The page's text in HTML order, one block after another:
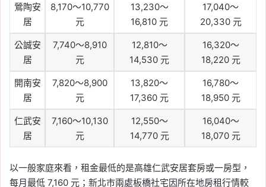
鶯陶安
居
8,170～10,770
元
13,230～
16,810 元
17,040～
20,330 元
公誠安
居
7,740～8,910
元
12,810～
14,530 元
16,320～
18,220 元
開南安
居
7,820～8,900
元
13,820～
17,360 元
16,780～
18,950 元
仁武安
居
7,160～10,130
元
12,550～
14,770 元
16,040～
18,070 元
以一般家庭來看，租金最低的是高雄仁武安居套房或一房型，
每月最低 7,160 元；新北市兩處板橋社宅因所在地房租行情較